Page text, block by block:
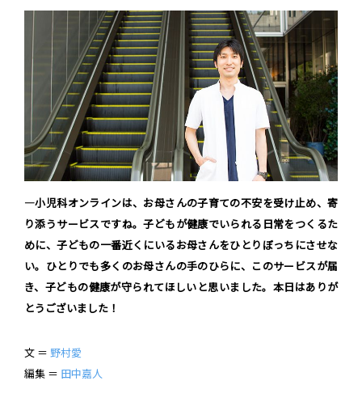
―小児科オンラインは、お母さんの子育ての不安を受け止め、寄
り添うサービスですね。子どもが健康でいられる日常をつくるた
めに、子どもの一番近くにいるお母さんをひとりぼっちにさせな
い。ひとりでも多くのお母さんの手のひらに、このサービスが届
き、子どもの健康が守られてほしいと思いました。本日はありが
とうございました！
文 ＝ 野村愛
編集 ＝ 田中嘉人